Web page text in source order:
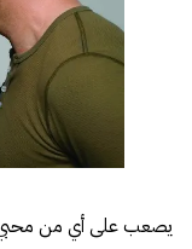
يصعب على أي من